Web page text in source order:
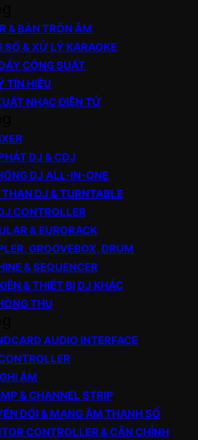
& BÀN TRỘN ÂM
SỐ & XỬ LÝ KARAOKE
CÔNG SUẤT
TÍN HIỆU
NHẠC ĐIỆN TỬ
DJ & CDJ
DJ ALL-IN-ONE
DJ & TURNTABLE
CONTROLLER
& EURORACK
GROOVEBOX, DRUM
& SEQUENCER
& THIẾT BỊ DJ KHÁC
THU
AUDIO INTERFACE
ÂM
& CHANNEL STRIP
ĐỔI & MẠNG ÂM THANH SỐ
CONTROLLER & CÂN CHỈNH